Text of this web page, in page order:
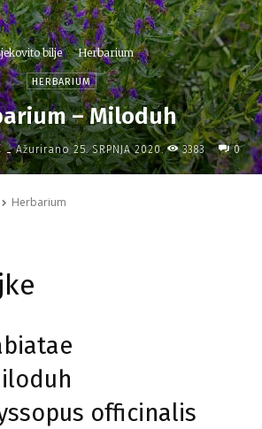
bilje Herbarium
HERBARIUM
– Miloduh
- Ažurirano 25. SRPNJA 2020. 3383 0
Herbarium
officinalis